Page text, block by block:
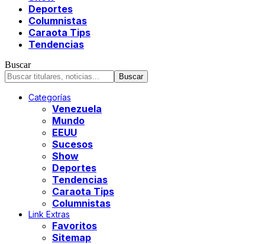
Deportes
Columnistas
Caraota Tips
Tendencias
Buscar
Categorías
Venezuela
Mundo
EEUU
Sucesos
Show
Deportes
Tendencias
Caraota Tips
Columnistas
Link Extras
Favoritos
Sitemap